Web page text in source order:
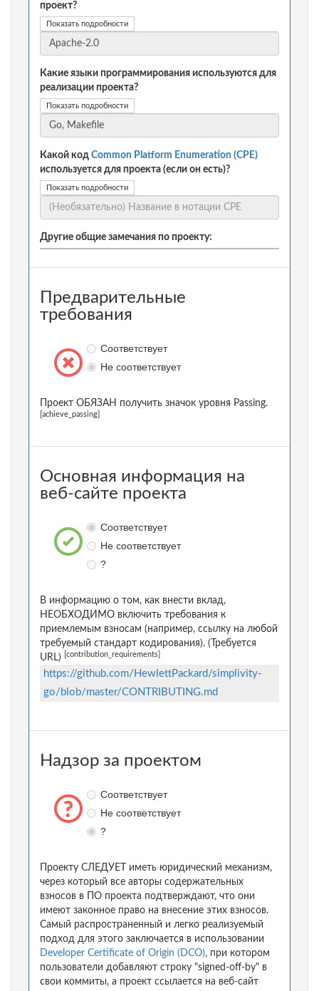
проект?
Показать подробности
Какие языки программирования используются для
реализации проекта?
Показать подробности
Какой код Common Platform Enumeration (CPE)
используется для проекта (если он есть)?
Показать подробности
Другие общие замечания по проекту:
Предварительные
требования
Соответствует
Не соответствует
Проект ОБЯЗАН получить значок уровня Passing.
[achieve_passing]
Основная информация на
веб-сайте проекта
Соответствует
Не соответствует
?
В информацию о том, как внести вклад,
НЕОБХОДИМО включить требования к
приемлемым взносам (например, ссылку на любой
требуемый стандарт кодирования). (Требуется
URL)
[contribution_requirements]
https://github.com/HewlettPackard/simplivity-
go/blob/master/CONTRIBUTING.md
Надзор за проектом
Соответствует
Не соответствует
?
Проекту СЛЕДУЕТ иметь юридический механизм,
через который все авторы содержательных
взносов в ПО проекта подтверждают, что они
имеют законное право на внесение этих взносов.
Самый распространенный и легко реализуемый
подход для этого заключается в использовании
Developer Certificate of Origin (DCO), при котором
пользователи добавляют строку "signed-off-by" в
свои коммиты, а проект ссылается на веб-сайт